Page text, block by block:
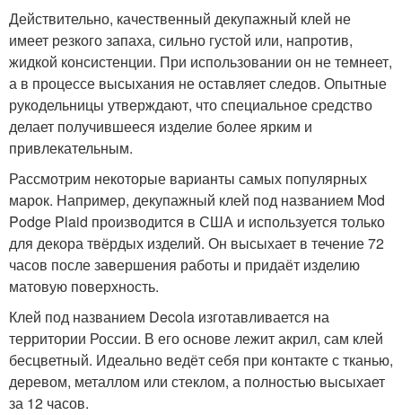
Действительно, качественный декупажный клей не
имеет резкого запаха, сильно густой или, напротив,
жидкой консистенции. При использовании он не темнеет,
а в процессе высыхания не оставляет следов. Опытные
рукодельницы утверждают, что специальное средство
делает получившееся изделие более ярким и
привлекательным.
Рассмотрим некоторые варианты самых популярных
марок. Например, декупажный клей под названием Mod
Podge Plaid производится в США и используется только
для декора твёрдых изделий. Он высыхает в течение 72
часов после завершения работы и придаёт изделию
матовую поверхность.
Клей под названием Decola изготавливается на
территории России. В его основе лежит акрил, сам клей
бесцветный. Идеально ведёт себя при контакте с тканью,
деревом, металлом или стеклом, а полностью высыхает
за 12 часов.